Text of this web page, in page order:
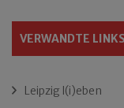
VERWANDTE LINKS
Leipzig l(i)eben